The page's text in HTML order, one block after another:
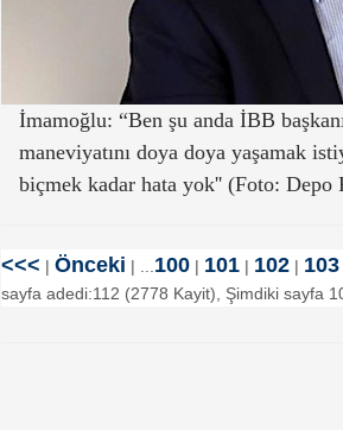
İmamoğlu: “Ben şu anda İBB
maneviyatını doya doya yaşamak
biçmek kadar hata yok'' (Foto: Depo
<<< | Önceki | ... 100 | 101 | 102 | 103
sayfa adedi:112 (2778 Kayit), Şimdiki sayfa